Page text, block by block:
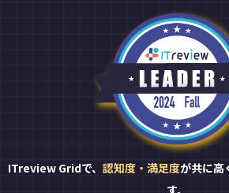
ITreview Gridで、 認知度・満足度が共に高
す。